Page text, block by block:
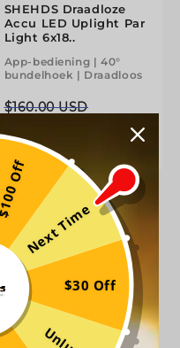
$100 Off
$30 Off
Next Time
SHEHDS Draadloze
Accu LED Uplight Par
Light 6x18..
App-bediening | 40°
bundelhoek | Draadloos
Normale
$160.00 USD
Aanbiedingsprijs